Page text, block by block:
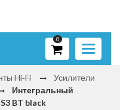
Toggle
0
Hi‑Fi
Усилители
Интегральный
BT black